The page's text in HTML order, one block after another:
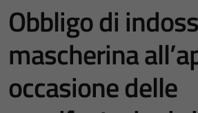
Obbligo di
mascherina
occasione delle